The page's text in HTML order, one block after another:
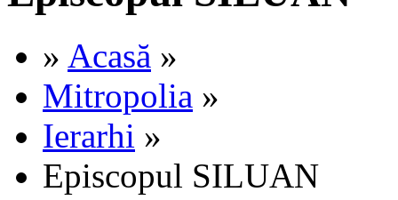
» Acasă »
Mitropolia »
Ierarhi »
Episcopul SILUAN